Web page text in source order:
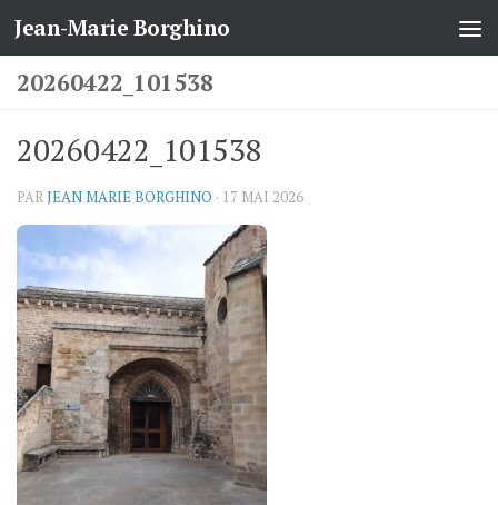
Skip to content
Jean-Marie Borghino
20260422_101538
20260422_101538
PARJEAN MARIE BORGHINO · 17 MAI 2026